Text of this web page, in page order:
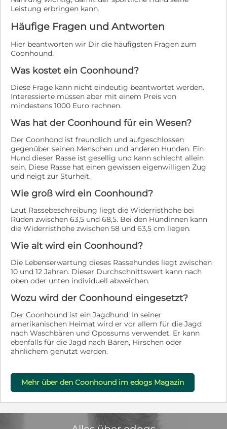
Leistung erbringen kann.
Häufige Fragen und Antworten
Hier beantworten wir Dir die häufigsten Fragen zum
Coonhound.
Was kostet ein Coonhound?
Diese Frage kann nicht eindeutig beantwortet werden.
Interessierte müssen aber mit einem Preis von
mindestens 1000 Euro rechnen.
Was hat der Coonhound für ein Wesen?
Der Coonhond ist freundlich und aufgeschlossen
gegenüber seinen Menschen und anderen Hunden. Ein
Hund dieser Rasse ist gesellig und kann schlecht allein
sein. Diese Rasse hat einen gewissen eigenwilligen Zug
und neigt zur Sturheit.
Wie groß wird ein Coonhound?
Laut Rassebeschreibung liegt die Widerristhöhe bei
Rüden zwischen 63,5 und 68,5. Bei den Hündinnen kann
die Widerristhöhe zwischen 58 und 63,5 cm liegen.
Wie alt wird ein Coonhound?
Die Lebenserwartung dieses Rassehundes liegt zwischen
10 und 12 Jahren. Dieser Durchschnittswert kann nach
oben oder unten individuell abweichen.
Wozu wird der Coonhound eingesetzt?
Der Coonhound ist ein Jagdhund. In seiner
amerikanischen Heimat wird er vor allem für die Jagd
nach Waschbären und Opossums verwendet. Er kann
ebenfalls für die Jagd nach Bären, Hirschen oder
ähnlichem genutzt werden.
Mehr über den Coonhound im edogs Magazin